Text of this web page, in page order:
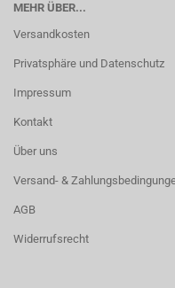
MEHR ÜBER...
Versandkosten
Privatsphäre und Datenschutz
Impressum
Kontakt
Über uns
Versand- &
AGB
Widerrufsrecht